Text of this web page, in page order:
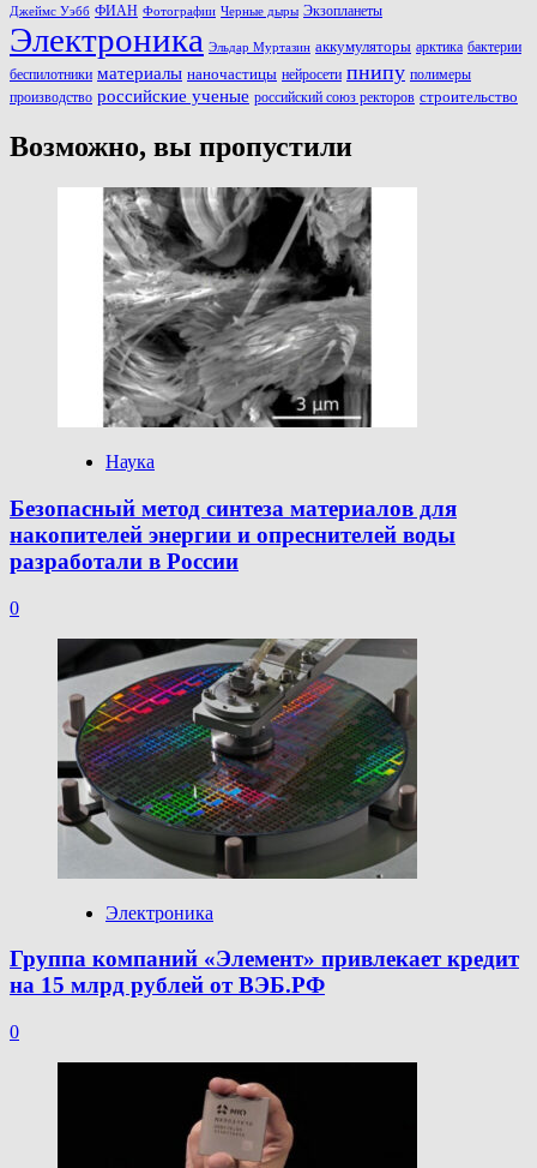
Джеймс Уэбб ФИАН Фотографии Черные дыры Экзопланеты
Электроника Эльдар Муртазин аккумуляторы арктика бактерии
беспилотники материалы наночастицы нейросети пнипу полимеры
производство российские ученые российский союз ректоров строительство
Возможно, вы пропустили
Наука
Безопасный метод синтеза материалов для
накопителей энергии и опреснителей воды
разработали в России
0
Электроника
Группа компаний «Элемент» привлекает кредит
на 15 млрд рублей от ВЭБ.РФ
0